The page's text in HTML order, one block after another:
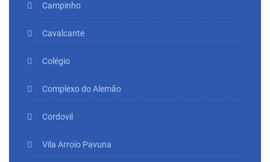
Campinho
Cavalcante
Colégio
Complexo do Alemão
Cordovil
Vila Arroio Pavuna